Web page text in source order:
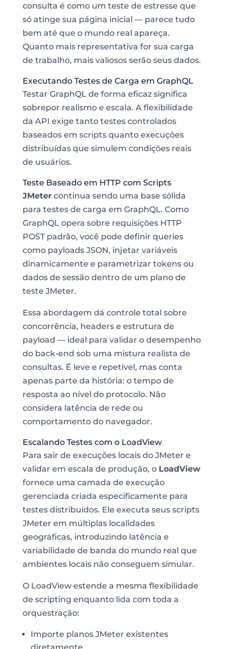
consulta é como um teste de estresse que
só atinge sua página inicial — parece tudo
bem até que o mundo real apareça.
Quanto mais representativa for sua carga
de trabalho, mais valiosos serão seus dados.
Executando Testes de Carga em GraphQL
Testar GraphQL de forma eficaz significa
sobrepor realismo e escala. A flexibilidade
da API exige tanto testes controlados
baseados em scripts quanto execuções
distribuídas que simulem condições reais
de usuários.
Teste Baseado em HTTP com Scripts
JMetercontinua sendo uma base sólida
para testes de carga em GraphQL. Como
GraphQL opera sobre requisições HTTP
POST padrão, você pode definir queries
como payloads JSON, injetar variáveis
dinamicamente e parametrizar tokens ou
dados de sessão dentro de um plano de
teste JMeter.
Essa abordagem dá controle total sobre
concorrência, headers e estrutura de
payload — ideal para validar o desempenho
do back-end sob uma mistura realista de
consultas. É leve e repetível, mas conta
apenas parte da história: o tempo de
resposta ao nível do protocolo. Não
considera latência de rede ou
comportamento do navegador.
Escalando Testes com o LoadView
Para sair de execuções locais do JMeter e
validar em escala de produção, o LoadView
fornece uma camada de execução
gerenciada criada especificamente para
testes distribuídos. Ele executa seus scripts
JMeter em múltiplas localidades
geográficas, introduzindo latência e
variabilidade de banda do mundo real que
ambientes locais não conseguem simular.
O LoadView estende a mesma flexibilidade
de scripting enquanto lida com toda a
orquestração:
Importe planos JMeter existentes